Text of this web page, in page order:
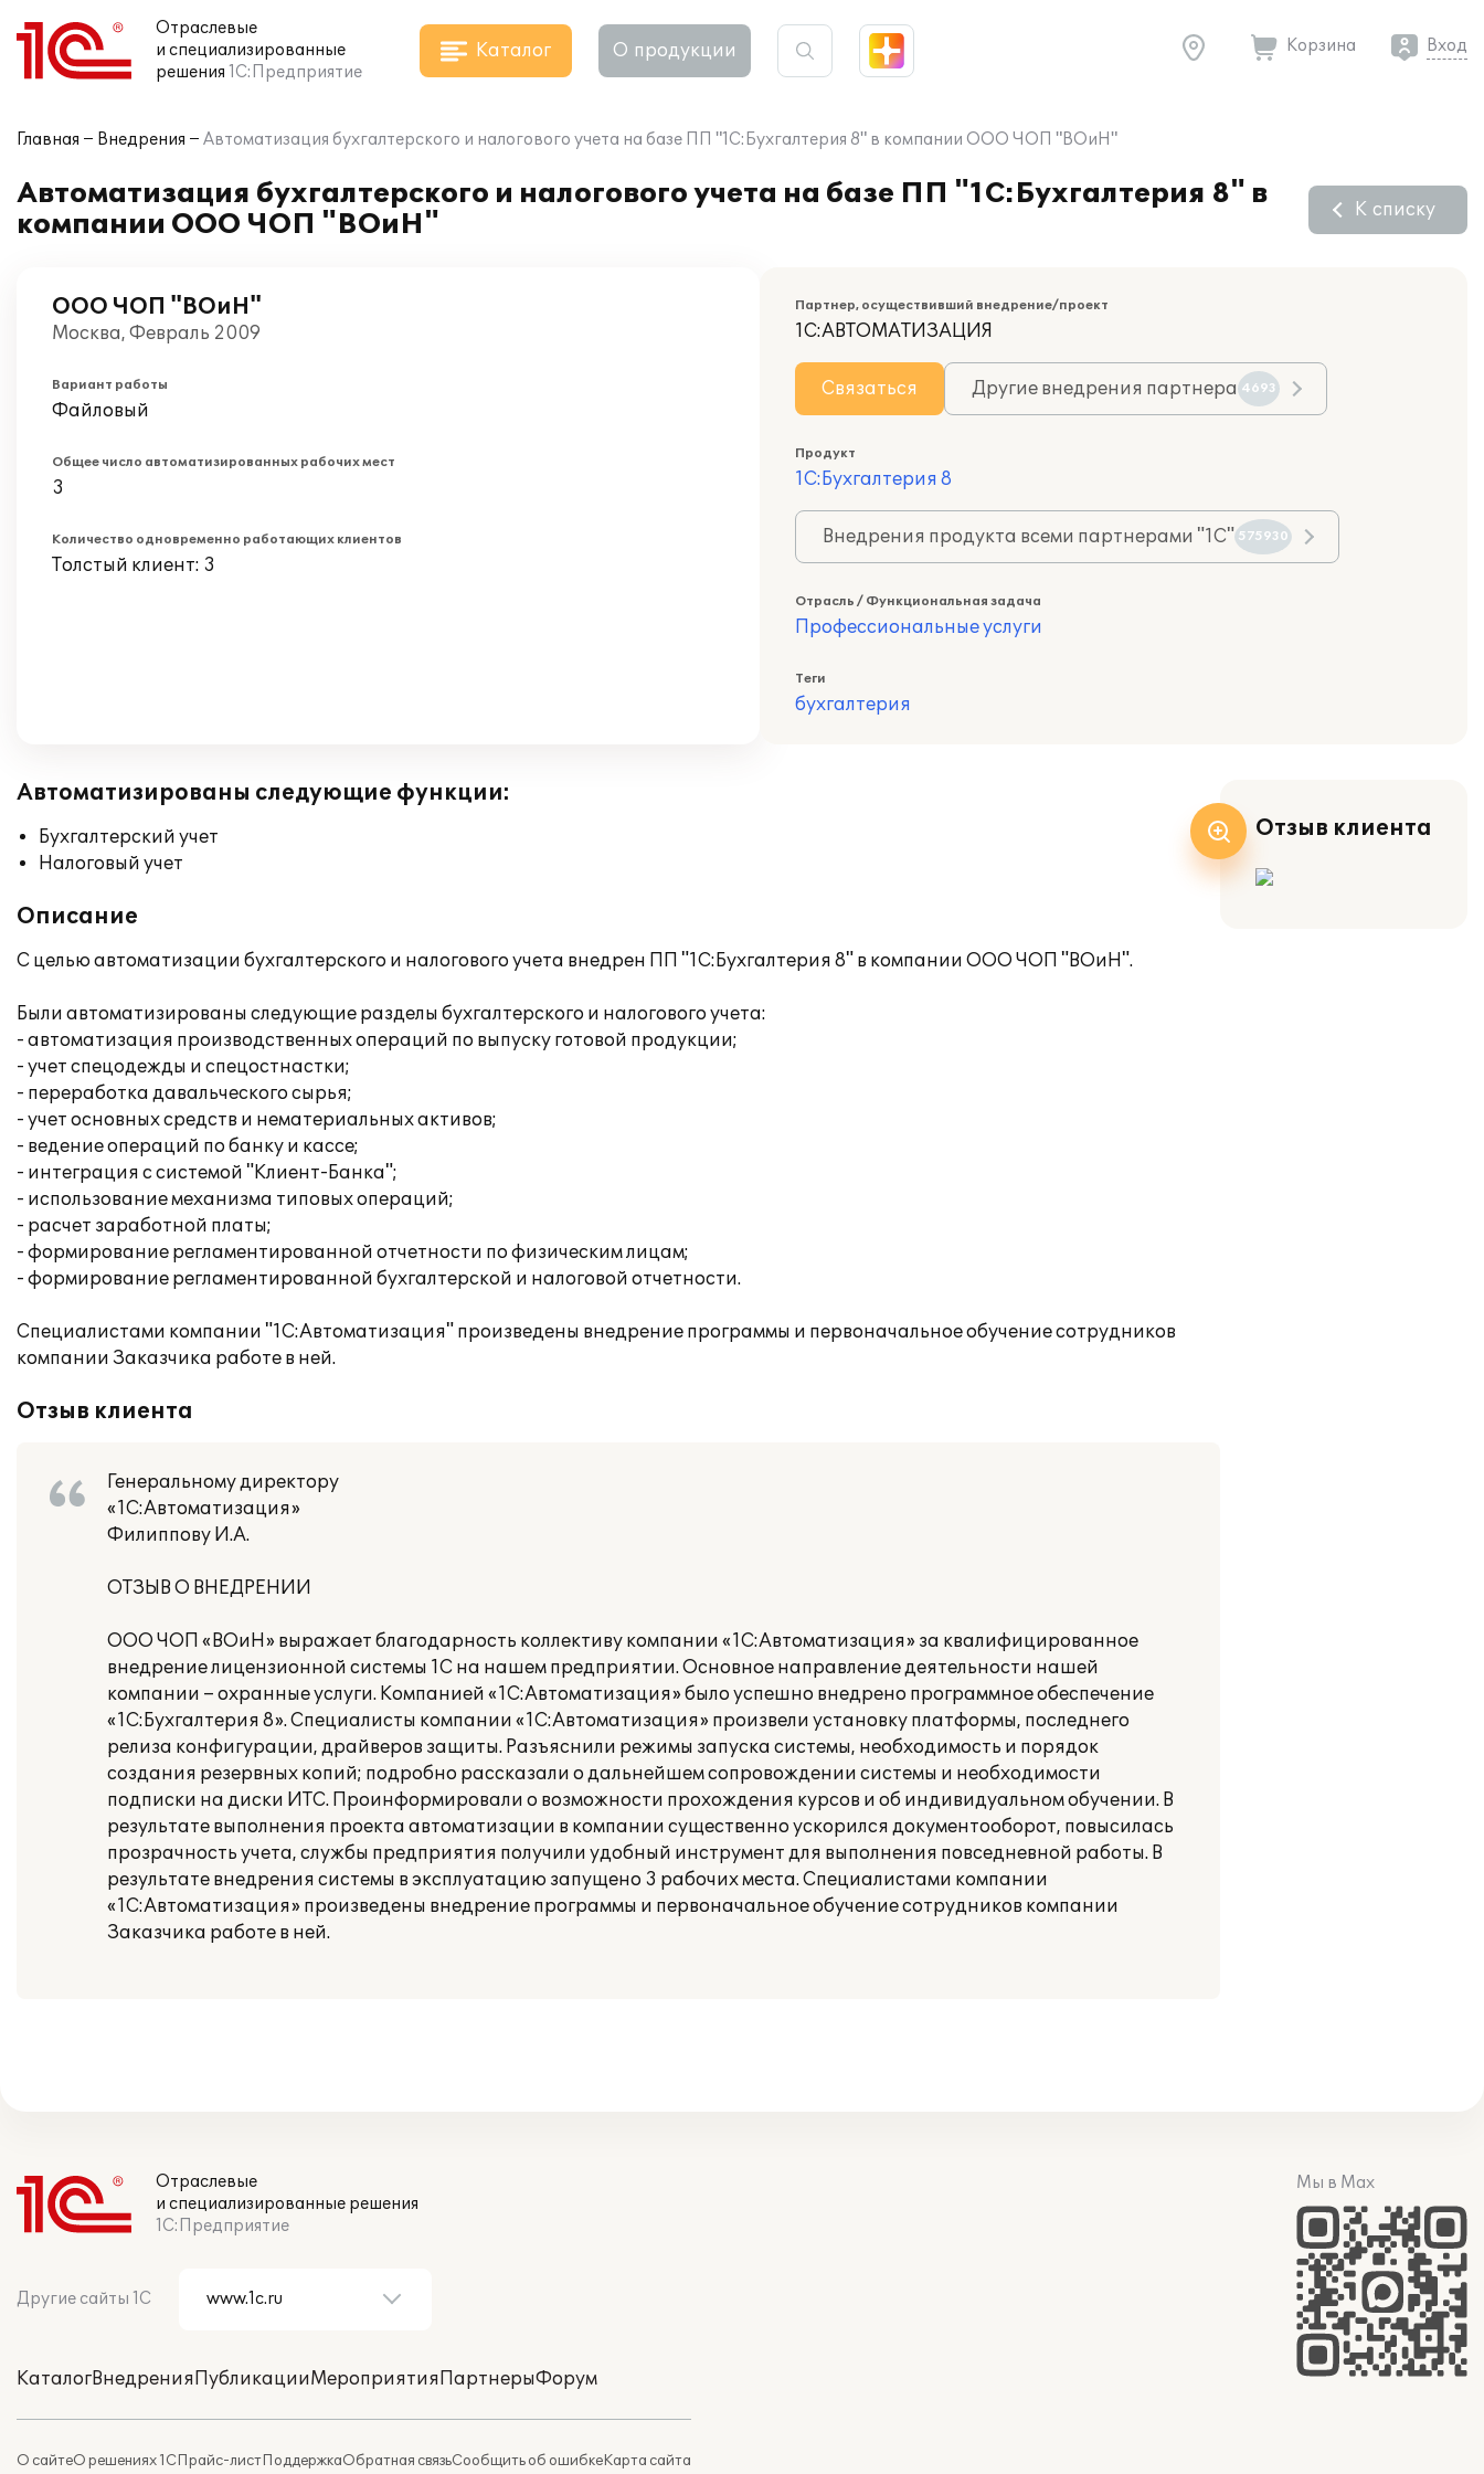
Отраслевые
и специализированные
решения 1С:Предприятие
Каталог О продукции Корзина Вход
Главная Внедрения Автоматизация бухгалтерского и налогового учета на базе ПП "1С:Бухгалтерия 8" в компании ООО ЧОП "ВОиН"
Автоматизация бухгалтерского и налогового учета на базе ПП "1С:Бухгалтерия 8" в
компании ООО ЧОП "ВОиН"
К списку
ООО ЧОП "ВОиН"
Москва, Февраль 2009
Вариант работы
Файловый
Общее число автоматизированных рабочих мест
3
Количество одновременно работающих клиентов
Толстый клиент: 3
Партнер, осуществивший внедрение/проект
1С:АВТОМАТИЗАЦИЯ
Связаться Другие внедрения партнера 4693
Продукт
1С:Бухгалтерия 8
Внедрения продукта всеми партнерами "1С" 575930
Отрасль / Функциональная задача
Профессиональные услуги
Теги
бухгалтерия
Автоматизированы следующие функции:
Бухгалтерский учет
Налоговый учет
Описание
С целью автоматизации бухгалтерского и налогового учета внедрен ПП "1С:Бухгалтерия 8" в компании ООО ЧОП "ВОиН".
Были автоматизированы следующие разделы бухгалтерского и налогового учета:
- автоматизация производственных операций по выпуску готовой продукции;
- учет спецодежды и спецостнастки;
- переработка давальческого сырья;
- учет основных средств и нематериальных активов;
- ведение операций по банку и кассе;
- интеграция с системой "Клиент-Банка";
- использование механизма типовых операций;
- расчет заработной платы;
- формирование регламентированной отчетности по физическим лицам;
- формирование регламентированной бухгалтерской и налоговой отчетности.
Специалистами компании "1С:Автоматизация" произведены внедрение программы и первоначальное обучение сотрудников
компании Заказчика работе в ней.
Отзыв клиента
Генеральному директору
«1С:Автоматизация»
Филиппову И.А.
ОТЗЫВ О ВНЕДРЕНИИ
ООО ЧОП «ВОиН» выражает благодарность коллективу компании «1С:Автоматизация» за квалифицированное
внедрение лицензионной системы 1С на нашем предприятии. Основное направление деятельности нашей
компании – охранные услуги. Компанией «1С:Автоматизация» было успешно внедрено программное обеспечение
«1С:Бухгалтерия 8». Специалисты компании «1С:Автоматизация» произвели установку платформы, последнего
релиза конфигурации, драйверов защиты. Разъяснили режимы запуска системы, необходимость и порядок
создания резервных копий; подробно рассказали о дальнейшем сопровождении системы и необходимости
подписки на диски ИТС. Проинформировали о возможности прохождения курсов и об индивидуальном обучении. В
результате выполнения проекта автоматизации в компании существенно ускорился документооборот, повысилась
прозрачность учета, службы предприятия получили удобный инструмент для выполнения повседневной работы. В
результате внедрения системы в эксплуатацию запущено 3 рабочих места. Специалистами компании
«1С:Автоматизация» произведены внедрение программы и первоначальное обучение сотрудников компании
Заказчика работе в ней.
Отзыв клиента
Отраслевые
и специализированные решения
1С:Предприятие
Другие сайты 1С
КаталогВнедренияПубликацииМероприятияПартнерыФорум
О сайтеО решениях 1СПрайс-листПоддержкаОбратная связьСообщить об ошибкеКарта сайта
Мы в Max